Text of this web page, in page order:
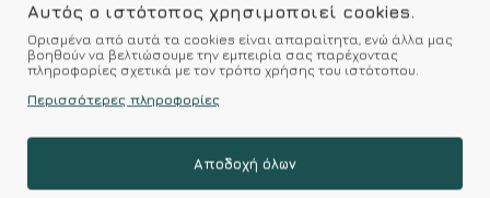
Χαρακτηριστικά
Ενίσχυση
Αυτός ο ιστότοπος χρησιμοποιεί cookies.
Ορισμένα από αυτά τα cookies είναι απαραίτητα, ενώ άλλα μας
βοηθούν να βελτιώσουμε την εμπειρία σας παρέχοντας
πληροφορίες σχετικά με τον τρόπο χρήσης του ιστότοπου.
Περισσότερες πληροφορίες
Αποδοχή όλων